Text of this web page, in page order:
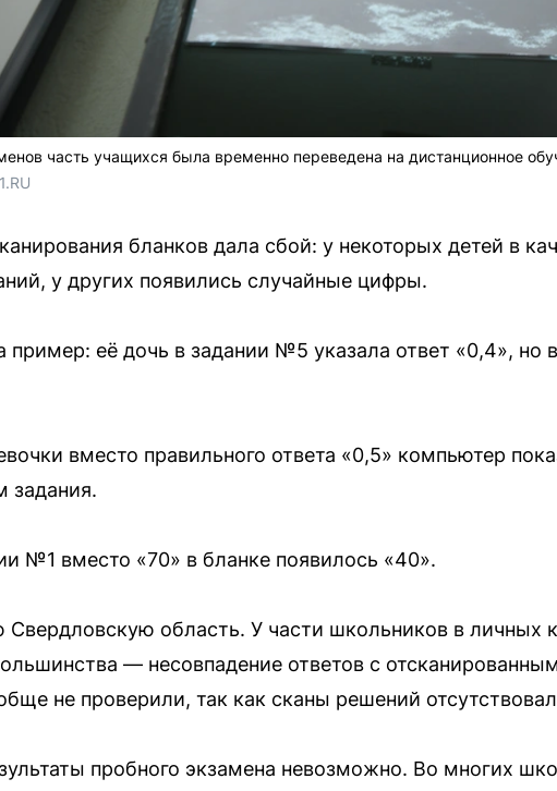
часть учащихся была временно переведена на дистанционное
бланков дала сбой: у некоторых детей в
у других появились случайные цифры.
пример: её дочь в задании №5 указала ответ «0,4», но
вместо правильного ответа «0,5» компьютер
задания.
№1 вместо «70» в бланке появилось «40».
область. У части школьников в личных
— несовпадение ответов с
не проверили, так как сканы решений
пробного экзамена невозможно. Во многих